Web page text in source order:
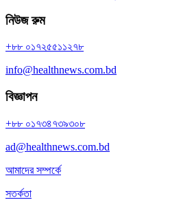
নিউজ রুম
+৮৮ ০১৭২৫৫১১২৭৮
info@healthnews.com.bd
বিজ্ঞাপন
+৮৮ ০১৭৩৪৭৩৯৩০৮
ad@healthnews.com.bd
আমাদের সম্পর্কে
সতর্কতা